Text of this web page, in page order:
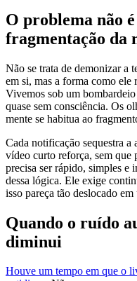
O problema não
fragmentação da
Não se trata de demonizar a
em si, mas a forma como ele
Vivemos sob um
quase sem consciência. Os
mente se habitua ao
Cada notificação sequestra a
vídeo curto reforça, sem que
precisa ser rápido, simples e
dessa lógica. Ele exige
isso pareça tão deslocado
Quando o ruído
diminui
Houve um tempo em que o